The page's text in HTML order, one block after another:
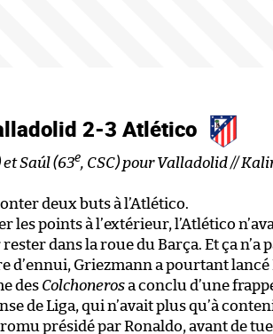
2-3 Atlético
et Saúl (63e, CSC) pour Valladolid //
deux buts à l’Atlético.
les points à l’extérieur, l’Atlético
dans la roue du Barça. Et ça n’a
d’ennui, Griezmann a pourtant
des Colchonerosa conclu d’une
de Liga, qui n’avait plus qu’à
présidé par Ronaldo, avant de